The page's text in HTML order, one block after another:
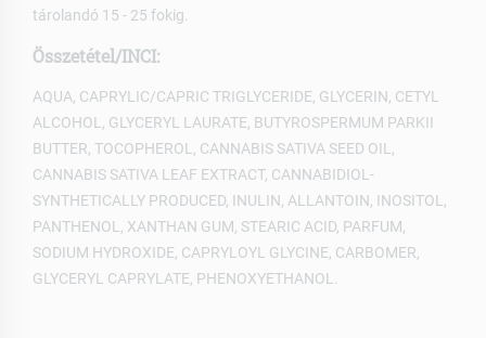
tárolandó 15 - 25 fokig.
Összetétel/INCI:
AQUA, CAPRYLIC/CAPRIC TRIGLYCERIDE, GLYCERIN, CETYL
ALCOHOL, GLYCERYL LAURATE, BUTYROSPERMUM PARKII
BUTTER, TOCOPHEROL, CANNABIS SATIVA SEED OIL,
CANNABIS SATIVA LEAF EXTRACT, CANNABIDIOL-
SYNTHETICALLY PRODUCED, INULIN, ALLANTOIN, INOSITOL,
PANTHENOL, XANTHAN GUM, STEARIC ACID, PARFUM,
SODIUM HYDROXIDE, CAPRYLOYL GLYCINE, CARBOMER,
GLYCERYL CAPRYLATE, PHENOXYETHANOL.